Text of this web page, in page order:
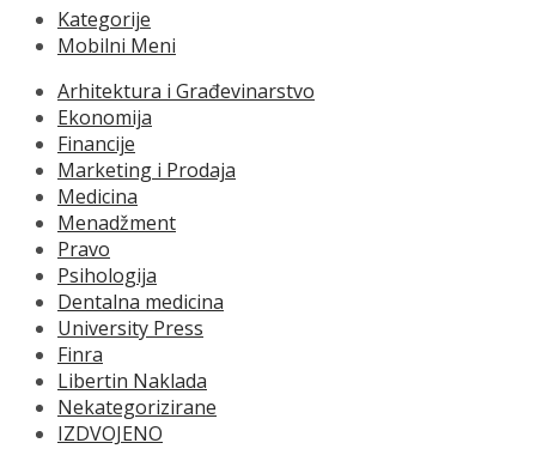
Kategorije
Mobilni Meni
Arhitektura i Građevinarstvo
Ekonomija
Financije
Marketing i Prodaja
Medicina
Menadžment
Pravo
Psihologija
Dentalna medicina
University Press
Finra
Libertin Naklada
Nekategorizirane
IZDVOJENO